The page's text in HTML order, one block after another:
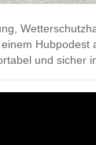
Hubpodest
und sicher